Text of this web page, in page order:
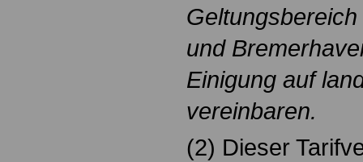
und
Einigung auf
vereinbaren.
(2) Dieser